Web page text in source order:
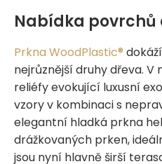
Nabídka povrchů
Prkna WoodPlastic®
nejrůznější druhy dřeva.
reliéfy evokující luxusní
vzory v kombinaci s
elegantní hladká prkna
drážkovaných prken,
jsou nyní hlavně širší